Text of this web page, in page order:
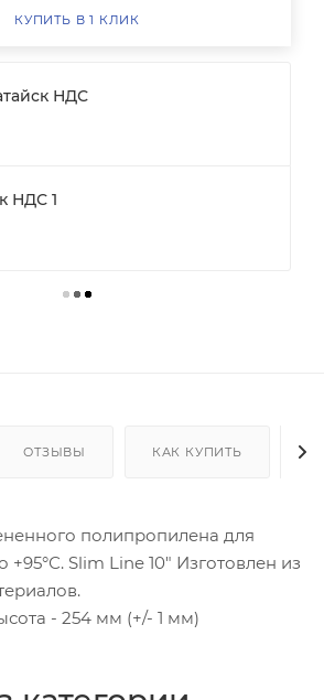
КУПИТЬ В 1 КЛИК
НДС
НДС 1
ОТЗЫВЫ КАК КУПИТЬ
полипропилена для
Slim Line 10" Изготовлен из
- 254 мм (+/- 1 мм)